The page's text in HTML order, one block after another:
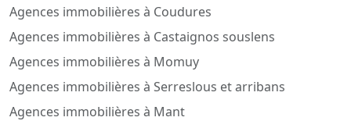
Agences immobilières à Coudures
Agences immobilières à Castaignos souslens
Agences immobilières à Momuy
Agences immobilières à Serreslous et arribans
Agences immobilières à Mant